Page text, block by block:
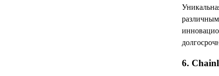
различным
6.